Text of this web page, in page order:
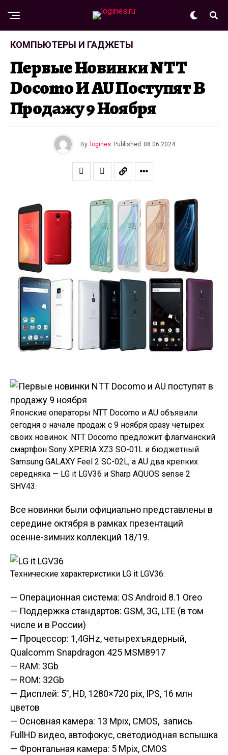
КОМПЬЮТЕРЫ И ГАДЖЕТЫ
Первые Новинки NTT
Docomo И AU Поступят В
Продажу 9 Ноября
By logines Published 08.06.2024
Японские операторы NTT Docomo и AU объявили
сегодня о начале продаж с 9 ноября сразу четырех
своих новинок. NTT Docomo предложит флагманский
смартфон Sony XPERIA XZ3 SO-01L и бюджетный
Samsung GALAXY Feel 2 SC-02L, а AU два крепких
середняка — LG it LGV36 и Sharp AQUOS sense 2
SHV43.
Все новинки были официально представлены в
середине октября в рамках презентаций
осенне-зимних коллекций 18/19.
Технические характеристики LG it LGV36:
— Операционная система: OS Android 8.1 Oreo
— Поддержка стандартов: GSM, 3G, LTE (в том
числе и в России)
— Процессор: 1,4GHz, четырехъядерный,
Qualcomm Snapdragon 425 MSM8917
— RAM: 3Gb
— ROM: 32Gb
— Дисплей: 5″, HD, 1280×720 pix, IPS, 16 млн
цветов
— Основная камера: 13 Mpix, CMOS, запись
FullHD видео, автофокус, светодиодная вспышка
— Фронтальная камера: 5 Mpix, CMOS